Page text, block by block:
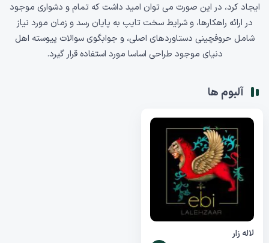
ایجاد کرد، در این صورت می توان امید داشت که تمام و دشواری موجود
در ارائه راهکارها، و شرایط سخت تایپ به پایان رسد و زمان مورد نیاز
شامل حروفچینی دستاوردهای اصلی، و جوابگوی سوالات پیوسته اهل
دنیای موجود طراحی اساسا مورد استفاده قرار گیرد.
آلبوم ها
لاله زار